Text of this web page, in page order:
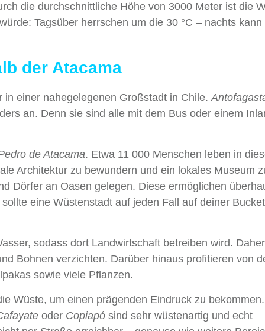
die durchschnittliche Höhe von 3000 Meter ist die
Tagsüber herrschen um die 30 °C – nachts kann
der Atacama
in einer nahegelegenen Großstadt in Chile.
an. Denn sie sind alle mit dem Bus oder einem
de Atacama. Etwa 11 000 Menschen leben in
Architektur zu bewundern und ein lokales Museum
Dörfer an Oasen gelegen. Diese ermöglichen
eine Wüstenstadt auf jeden Fall auf deiner
sodass dort Landwirtschaft betreiben wird.
Bohnen verzichten. Darüber hinaus profitieren von
sowie viele Pflanzen.
Wüste, um einen prägenden Eindruck zu
oder Copiapó sind sehr wüstenartig und echt